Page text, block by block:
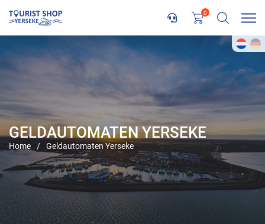
0
GELDAUTOMATEN YERSEKE
Home / Geldautomaten Yerseke